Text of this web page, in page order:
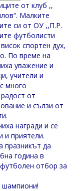
от клуб ,,
Малките
си от ОУ ,,П.Р.
футболисти
спортен дух,
По време на
уважение и
учители и
много
от
и сълзи от
награди и се
и приятели.
празникът да
година в
отбор за
шампиони!